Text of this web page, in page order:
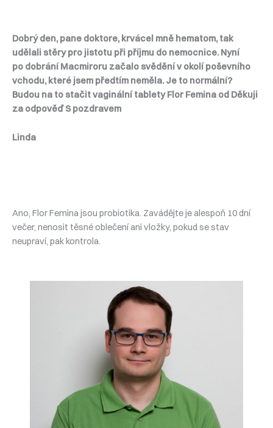
Dobrý den, pane doktore, krvácel mně hematom, tak
udělali stěry pro jistotu při příjmu do nemocnice. Nyní
po dobrání Macmiroru začalo svědění v okolí poševního
vchodu, které jsem předtím neměla. Je to normální?
Budou na to stačit vaginální tablety Flor Femina od Děkuji
za odpověď S pozdravem
Linda
Ano, Flor Femina jsou probiotika. Zavádějte je alespoň 10 dní
večer, nenosit těsné oblečení ani vložky, pokud se stav
neupraví, pak kontrola.